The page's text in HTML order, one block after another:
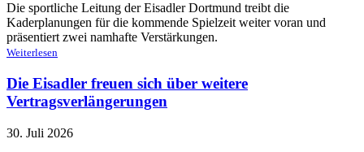
Die sportliche Leitung der Eisadler Dortmund treibt die
Kaderplanungen für die kommende Spielzeit weiter voran und
präsentiert zwei namhafte Verstärkungen.
Weiterlesen
Die Eisadler freuen sich über weitere
Vertragsverlängerungen
30. Juli 2026